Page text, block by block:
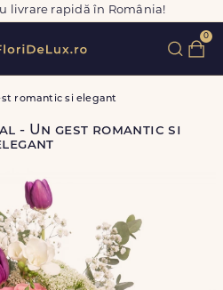
livrare rapidă în România!
0
romantic si elegant
- Un gest romantic si